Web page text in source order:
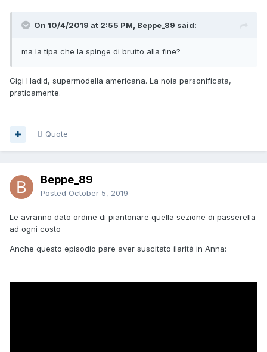
On 10/4/2019 at 2:55 PM, Beppe_89 said:
ma la tipa che la spinge di brutto alla fine?
Gigi Hadid, supermodella americana. La noia personificata,
praticamente.
Quote
Beppe_89
Posted October 5, 2019
Le avranno dato ordine di piantonare quella sezione di passerella
ad ogni costo
Anche questo episodio pare aver suscitato ilarità in Anna: